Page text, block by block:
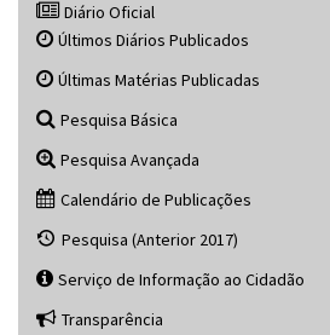
Diário Oficial
Últimos Diários Publicados
Últimas Matérias Publicadas
Pesquisa Básica
Pesquisa Avançada
Calendário de Publicações
Pesquisa (Anterior 2017)
Serviço de Informação ao Cidadão
Transparência